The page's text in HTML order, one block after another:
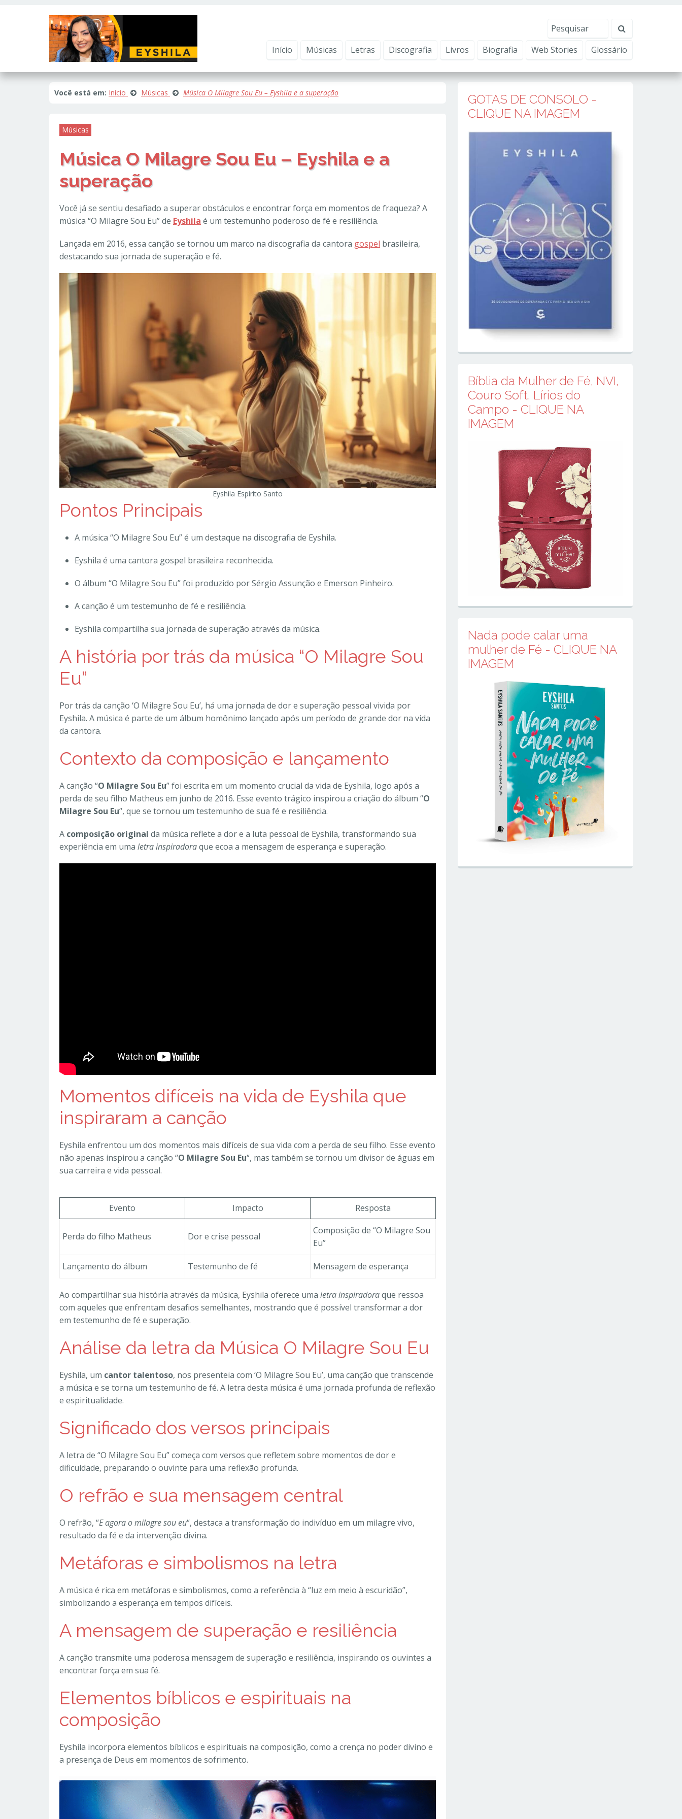
Início Músicas Letras Discografia Livros Biografia Web Stories Glossário
Você está em: Início Músicas Música O Milagre Sou Eu – Eyshila e a superação
Músicas
Música O Milagre Sou Eu – Eyshila e a
superação
Você já se sentiu desafiado a superar obstáculos e encontrar força em momentos de fraqueza? A
música “O Milagre Sou Eu” de Eyshila é um testemunho poderoso de fé e resiliência.
Lançada em 2016, essa canção se tornou um marco na discografia da cantora gospel brasileira,
destacando sua jornada de superação e fé.
Eyshila Espírito Santo
Pontos Principais
A música “O Milagre Sou Eu” é um destaque na discografia de Eyshila.
Eyshila é uma cantora gospel brasileira reconhecida.
O álbum “O Milagre Sou Eu” foi produzido por Sérgio Assunção e Emerson Pinheiro.
A canção é um testemunho de fé e resiliência.
Eyshila compartilha sua jornada de superação através da música.
A história por trás da música “O Milagre Sou
Eu”
Por trás da canção ‘O Milagre Sou Eu’, há uma jornada de dor e superação pessoal vivida por
Eyshila. A música é parte de um álbum homônimo lançado após um período de grande dor na vida
da cantora.
Contexto da composição e lançamento
A canção “O Milagre Sou Eu” foi escrita em um momento crucial da vida de Eyshila, logo após a
perda de seu filho Matheus em junho de 2016. Esse evento trágico inspirou a criação do álbum “O
Milagre Sou Eu“, que se tornou um testemunho de sua fé e resiliência.
A composição original da música reflete a dor e a luta pessoal de Eyshila, transformando sua
experiência em uma letra inspiradoraque ecoa a mensagem de esperança e superação.
Momentos difíceis na vida de Eyshila que
inspiraram a canção
Eyshila enfrentou um dos momentos mais difíceis de sua vida com a perda de seu filho. Esse evento
não apenas inspirou a canção “O Milagre Sou Eu“, mas também se tornou um divisor de águas em
sua carreira e vida pessoal.
Evento Impacto Resposta
Perda do filho Matheus Dor e crise pessoal
Composição de “O Milagre Sou
Eu”
Lançamento do álbum Testemunho de fé Mensagem de esperança
Ao compartilhar sua história através da música, Eyshila oferece uma letra inspiradoraque ressoa
com aqueles que enfrentam desafios semelhantes, mostrando que é possível transformar a dor
em testemunho de fé e superação.
Análise da letra da Música O Milagre Sou Eu
Eyshila, um cantor talentoso, nos presenteia com ‘O Milagre Sou Eu’, uma canção que transcende
a música e se torna um testemunho de fé. A letra desta música é uma jornada profunda de reflexão
e espiritualidade.
Significado dos versos principais
A letra de “O Milagre Sou Eu” começa com versos que refletem sobre momentos de dor e
dificuldade, preparando o ouvinte para uma reflexão profunda.
O refrão e sua mensagem central
O refrão, “E agora o milagre sou eu“, destaca a transformação do indivíduo em um milagre vivo,
resultado da fé e da intervenção divina.
Metáforas e simbolismos na letra
A música é rica em metáforas e simbolismos, como a referência à “luz em meio à escuridão”,
simbolizando a esperança em tempos difíceis.
A mensagem de superação e resiliência
A canção transmite uma poderosa mensagem de superação e resiliência, inspirando os ouvintes a
encontrar força em sua fé.
Elementos bíblicos e espirituais na
composição
Eyshila incorpora elementos bíblicos e espirituais na composição, como a crença no poder divino e
a presença de Deus em momentos de sofrimento.
GOTAS DE CONSOLO -
CLIQUE NA IMAGEM
Bíblia da Mulher de Fé, NVI,
Couro Soft, Lírios do
Campo - CLIQUE NA
IMAGEM
Nada pode calar uma
mulher de Fé - CLIQUE NA
IMAGEM
fornecer conteúdo de terceiros. Leia mais emPolítica de Cookies e Privacidade